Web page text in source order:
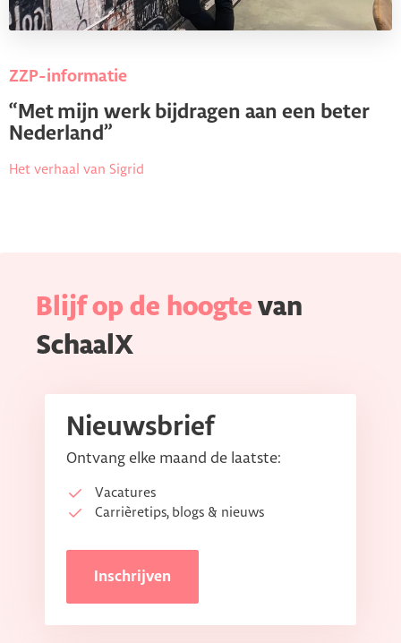
ZZP-informatie
“Met mijn werk bijdragen aan een beter
Nederland”
Het verhaal van Sigrid
Blijf op de hoogte van
SchaalX
Nieuwsbrief
Ontvang elke maand de laatste:
Vacatures
Carrièretips, blogs & nieuws
Inschrijven